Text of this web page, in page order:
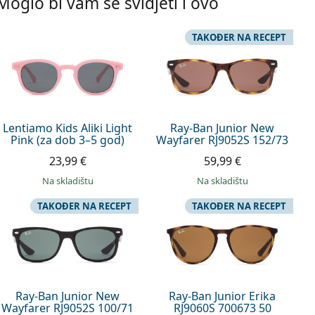
Lentiamo Kids Aliki Light
Pink (za dob 3–5 god)
23,99 €
na skladištu
Ray-Ban Junior New
Wayfarer RJ9052S 152/73
TAKOĐER NA RECEPT
59,99 €
na skladištu
Ray-Ban Junior New
Wayfarer RJ9052S 100/71
TAKOĐER NA RECEPT
Ray-Ban Junior Erika
RJ9060S 700673 50
TAKOĐER NA RECEPT